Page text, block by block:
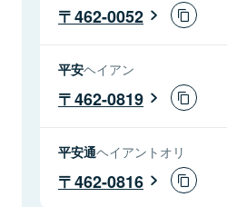
462-0052
平安ヘイアン
462-0819
平安通ヘイアントオリ
462-0816